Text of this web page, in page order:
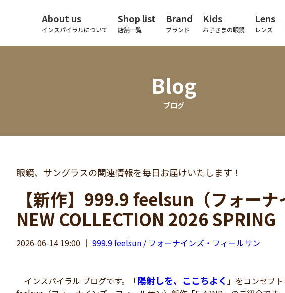
About us
インスパイラルについて
Shop list
店舗一覧
Brand
ブランド
Kids
お子さまの眼鏡
Lens
レンズ
Blog
ブログ
眼鏡、サングラスの関連情報を毎日お届けいたします！
【新作】999.9 feelsun（フォーナ
NEW COLLECTION 2026 SPRING
2026-06-14 19:00 ｜ 999.9 feelsun / フォーナインズ・フィールサン
インスパイラル ブログです。「陽射しを、ここちよく 」をコンセプ